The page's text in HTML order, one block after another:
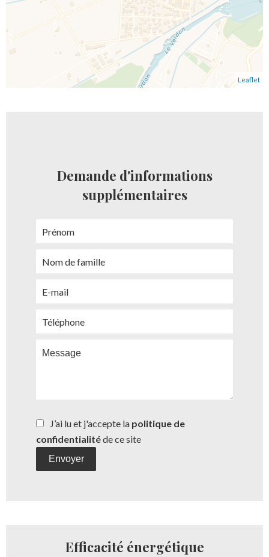
Leaflet
Demande d'informations
supplémentaires
J’ai lu et j'accepte la politique de
confidentialitéde ce site
Envoyer
Efficacité énergétique